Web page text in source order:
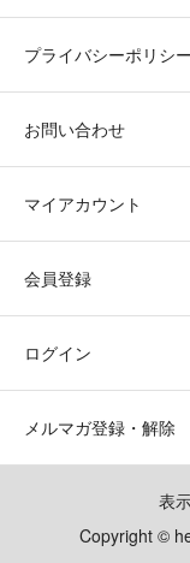
プライバシーポリシー
お問い合わせ
マイアカウント
会員登録
ログイン
メルマガ登録・解除
表
Copyright ©